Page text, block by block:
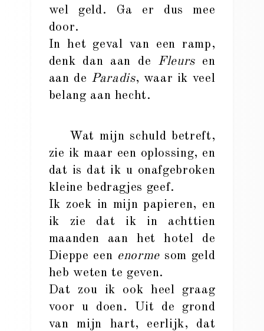
wel geld. Ga er dus mee
door.
In het geval van een ramp,
denk dan aan de Fleursen
aan de Paradis, waar ik veel
belang aan hecht.
Wat mijn schuld betreft,
zie ik maar een oplossing, en
dat is dat ik u onafgebroken
kleine bedragjes geef.
Ik zoek in mijn papieren, en
ik zie dat ik in achttien
maanden aan het hotel de
Dieppe een enorme som geld
heb weten te geven.
Dat zou ik ook heel graag
voor u doen. Uit de grond
van mijn hart, eerlijk, dat